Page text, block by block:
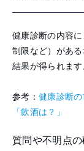
健康診断の内容
制限など）があ
結果が得られます
参考：健康診断
「飲酒は？」
質問や不明点